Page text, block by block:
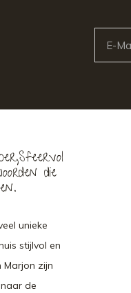
die
unieke
stijlvol en
Marjon zijn
de